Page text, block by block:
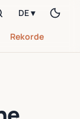
Rekorde
DE ▾